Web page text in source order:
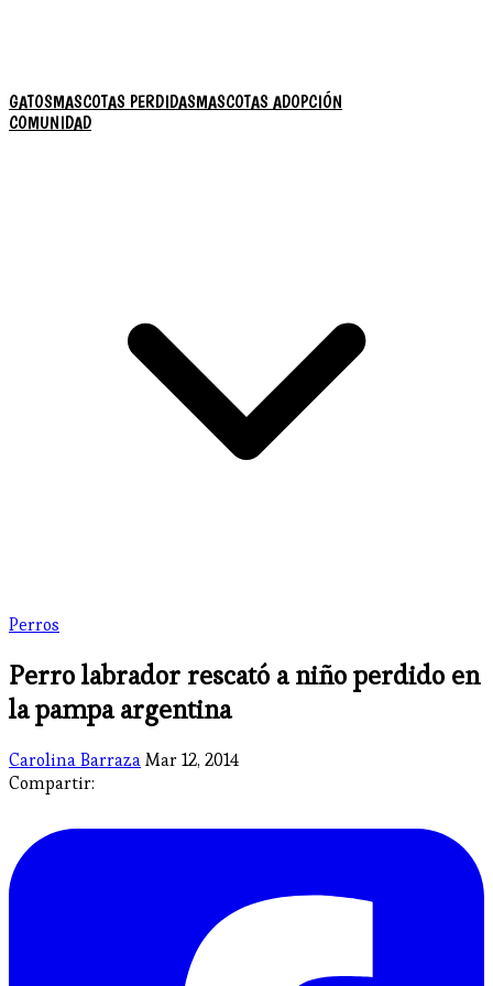
GATOSMASCOTAS PERDIDASMASCOTAS ADOPCIÓN
COMUNIDAD
Perros
Perro labrador rescató a niño perdido en
la pampa argentina
Carolina BarrazaMar 12, 2014
Compartir: